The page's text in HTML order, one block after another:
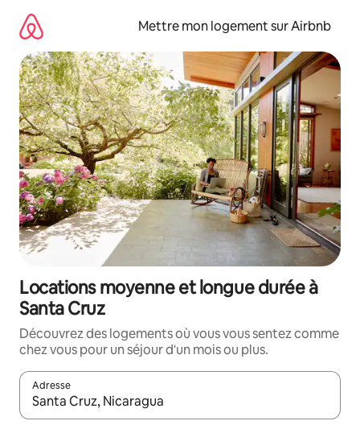
directement
contenu
Mettre mon logement sur Airbnb
Locations moyenne et longue durée à
Santa Cruz
Découvrez des logements où vous vous sentez comme
chez vous pour un séjour d'un mois ou plus.
Adresse
Lorsque les résultats s'affichent, utilisez les flèches vers le